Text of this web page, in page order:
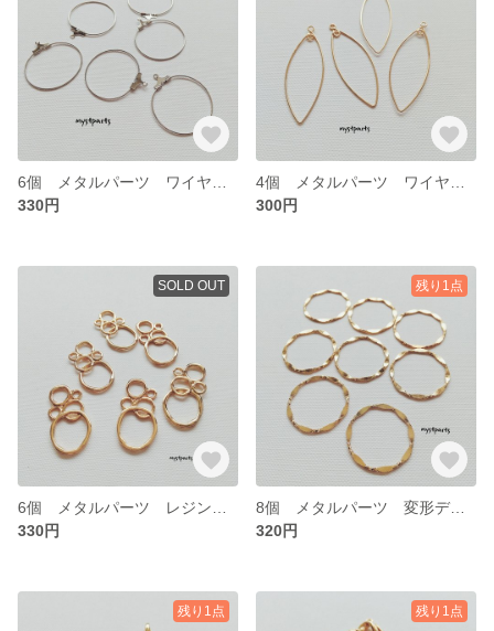
330円
300円
SOLD OUT
330円
残り1点
8個 メタルパーツ 変形デザイン レジン チャーム【18p0264】
320円
残り1点 残り1点